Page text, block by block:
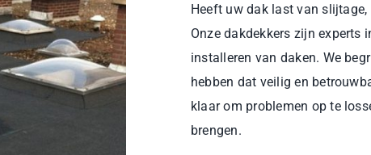
Heeft uw dak last van
Onze dakdekkers zijn experts
installeren van daken. We
hebben dat veilig en
klaar om problemen op te
brengen.